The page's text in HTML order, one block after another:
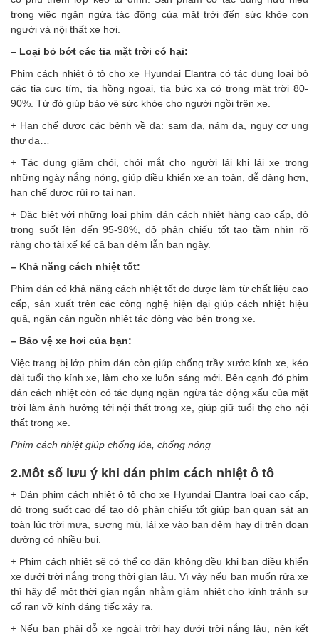
trong việc ngăn ngừa tác động của mặt trời đến sức khỏe con
người và nội thất xe hơi.
– Loại bỏ bớt các tia mặt trời có hại:
Phim cách nhiệt ô tô cho xe Hyundai Elantra có tác dụng loại bỏ
các tia cực tím, tia hồng ngoại, tia bức xạ có trong mặt trời 80-
90%. Từ đó giúp bảo vệ sức khỏe cho người ngồi trên xe.
+ Hạn chế được các bệnh về da: sạm da, nám da, nguy cơ ung
thư da…
+ Tác dụng giảm chói, chói mắt cho người lái khi lái xe trong
những ngày nắng nóng, giúp điều khiển xe an toàn, dễ dàng hơn,
hạn chế được rủi ro tai nạn.
+ Đặc biệt với những loại phim dán cách nhiệt hàng cao cấp, độ
trong suốt lên đến 95-98%, độ phản chiếu tốt tạo tầm nhìn rõ
ràng cho tài xế kể cả ban đêm lẫn ban ngày.
– Khả năng cách nhiệt tốt:
Phim dán có khả năng cách nhiệt tốt do được làm từ chất liệu cao
cấp, sản xuất trên các công nghệ hiện đại giúp cách nhiệt hiệu
quả, ngăn cản nguồn nhiệt tác động vào bên trong xe.
– Bảo vệ xe hơi của bạn:
Việc trang bị lớp phim dán còn giúp chống trầy xước kính xe, kéo
dài tuổi thọ kính xe, làm cho xe luôn sáng mới. Bên cạnh đó phim
dán cách nhiệt còn có tác dụng ngăn ngừa tác động xấu của mặt
trời làm ảnh hưởng tới nội thất trong xe, giúp giữ tuổi thọ cho nội
thất trong xe.
Phim cách nhiệt giúp chống lóa, chống nóng
2.Môt số lưu ý khi dán phim cách nhiệt ô tô
+ Dán phim cách nhiệt ô tô cho xe Hyundai Elantra loại cao cấp,
độ trong suốt cao để tạo độ phản chiếu tốt giúp bạn quan sát an
toàn lúc trời mưa, sương mù, lái xe vào ban đêm hay đi trên đoạn
đường có nhiều bụi.
+ Phim cách nhiệt sẽ có thể co dãn không đều khi bạn điều khiển
xe dưới trời nắng trong thời gian lâu. Vì vậy nếu bạn muốn rửa xe
thì hãy để một thời gian ngắn nhằm giảm nhiệt cho kính tránh sự
cố rạn vỡ kính đáng tiếc xảy ra.
+ Nếu bạn phải đỗ xe ngoài trời hay dưới trời nắng lâu, nên kết